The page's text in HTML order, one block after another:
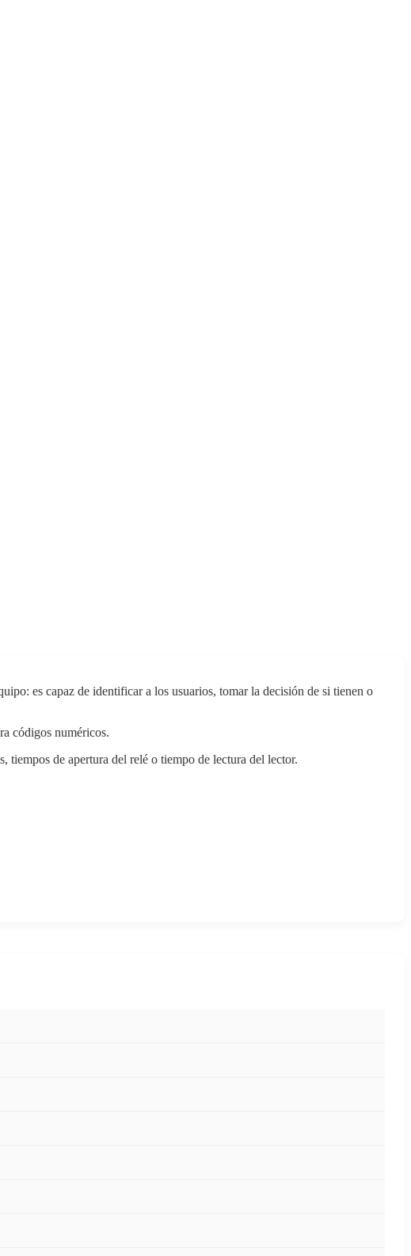
es capaz de identificar a los usuarios, tomar la decisión de si tienen o
códigos numéricos.
tiempos de apertura del relé o tiempo de lectura del lector.